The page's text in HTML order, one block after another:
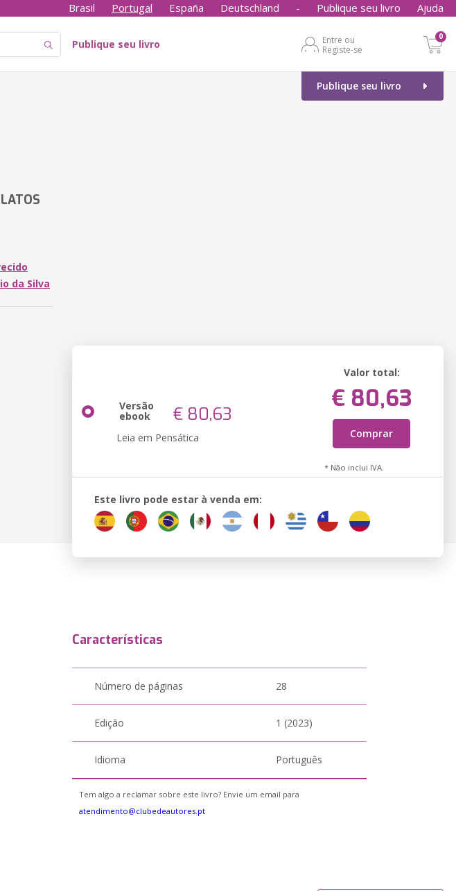
Brasil Portugal España Deutschland - Publique seu livro Ajuda
Publique seu livro
Entre ou
Registe-se
0
Publique seu livro
da Silva
Versão
ebook € 80,63
Leia em Pensática
Valor total:
€ 80,63
Comprar
* Não inclui IVA.
Este livro pode estar à venda em:
Características
Número de páginas 28
Edição 1 (2023)
Idioma Português
Tem algo a reclamar sobre este livro? Envie um email para
atendimento@clubedeautores.pt